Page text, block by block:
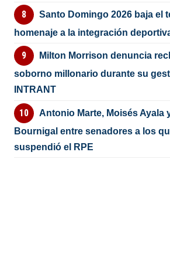
Santo Domingo 2026 baja el
homenaje a la integración
Milton Morrison denuncia
soborno millonario durante su
INTRANT
Antonio Marte, Moisés Ayala
Bournigal entre senadores a los
suspendió el RPE